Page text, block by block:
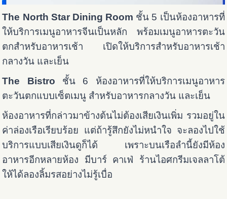
The North Star Dining Room ชั้น 5 เป็นห้องอาหารที่
ให้บริการเมนูอาหารจีนเป็นหลัก พร้อมเมนูอาหารตะวัน
ตกสำหรับอาหารเช้า เปิดให้บริการสำหรับอาหารเช้า
กลางวัน และเย็น ​
The Bistro ชั้น 6 ห้องอาหารที่ให้บริการเมนูอาหาร
ตะวันตกแบบเซ็ตเมนู สำหรับอาหารกลางวัน และเย็น
ห้องอาหารที่กล่าวมาข้างต้นไม่ต้องเสียเงินเพิ่ม รวมอยู่ใน
ค่าล่องเรือเรียบร้อย แต่ถ้ารู้สึกยังไม่หนำใจ จะลองไปใช้
บริการแบบเสียเงินดูก็ได้ เพราะบนเรือลำนี้ยังมีห้อง
อาหารอีกหลายห้อง มีบาร์ คาเฟ่ ร้านไอศกรีมเจลลาโต้
ให้ได้ลองลิ้มรสอย่างไม่รู้เบื่อ